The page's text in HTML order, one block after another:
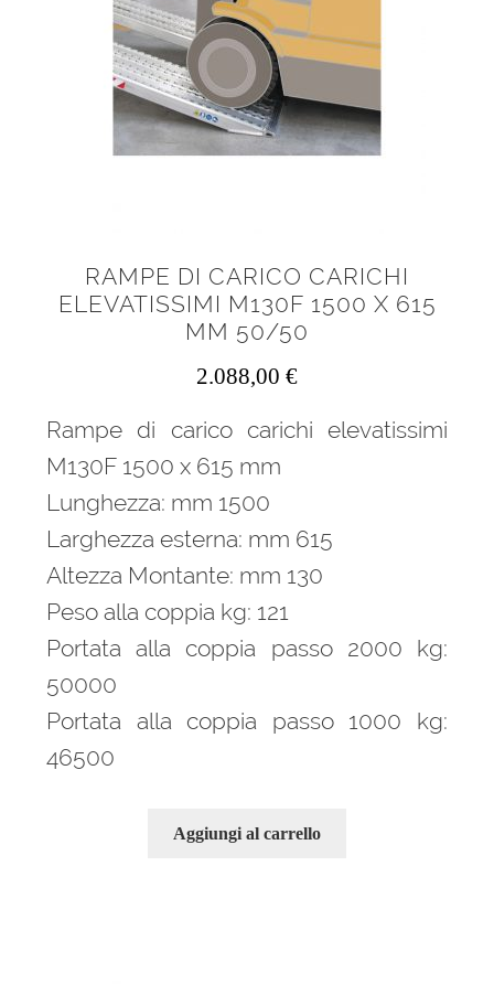
RAMPE DI CARICO CARICHI
ELEVATISSIMI M130F 1500 X 615
MM 50/50
2.088,00 €
Rampe di carico carichi elevatissimi
M130F 1500 x 615 mm
Lunghezza: mm 1500
Larghezza esterna: mm 615
Altezza Montante: mm 130
Peso alla coppia kg: 121
Portata alla coppia passo 2000 kg:
50000
Portata alla coppia passo 1000 kg:
46500
Aggiungi al carrello